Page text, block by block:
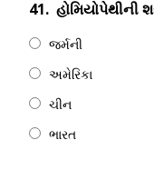
41.
જર્મની
અમેરિકા
ચીન
ભારત